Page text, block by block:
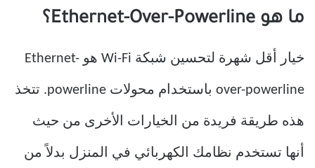
ما هو Ethernet-Over-Powerline؟
خيار أقل شهرة لتحسين شبكة Wi-Fi هو Ethernet-
over-powerline باستخدام محولات powerline. تتخذ
هذه طريقة فريدة من الخيارات الأخرى من حيث
أنها تستخدم نظامك الكهربائي في المنزل بدلاً من